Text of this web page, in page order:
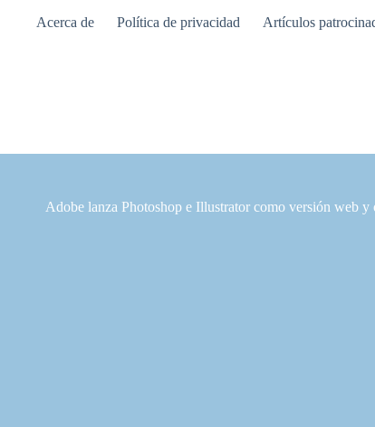
Acerca de Política de privacidad Artículos
Adobe lanza Photoshop e Illustrator como versión web y